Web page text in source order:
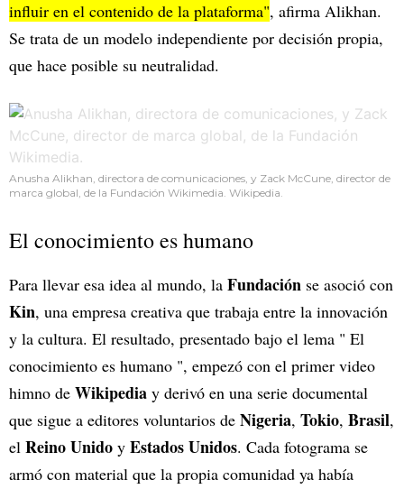
influir en el contenido de la plataforma", afirma Alikhan.
Se trata de un modelo independiente por decisión propia,
que hace posible su neutralidad.
Anusha Alikhan, directora de comunicaciones, y Zack McCune, director de
marca global, de la Fundación Wikimedia. Wikipedia.
El conocimiento es humano
Para llevar esa idea al mundo, la Fundación se asoció con
Kin, una empresa creativa que trabaja entre la innovación
y la cultura. El resultado, presentado bajo el lema " El
conocimiento es humano ", empezó con el primer video
himno de Wikipedia y derivó en una serie documental
que sigue a editores voluntarios de Nigeria, Tokio, Brasil,
el Reino Unido y Estados Unidos. Cada fotograma se
armó con material que la propia comunidad ya había